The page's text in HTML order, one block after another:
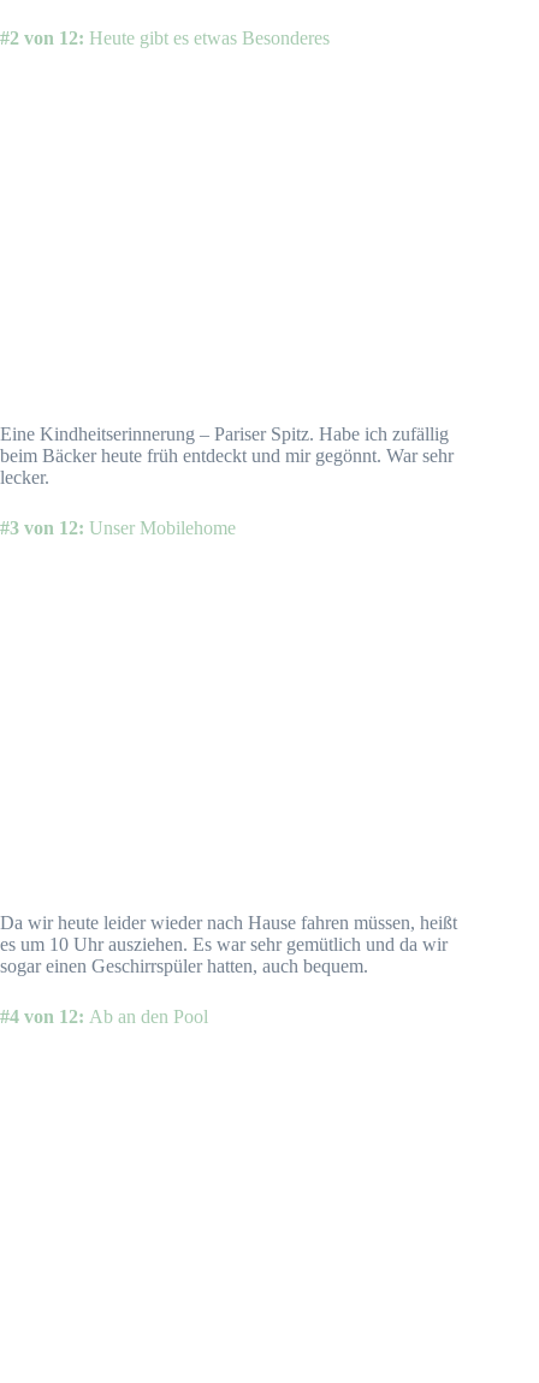
#2 von 12: Heute gibt es etwas Besonderes
Eine Kindheitserinnerung – Pariser Spitz. Habe ich zufällig
beim Bäcker heute früh entdeckt und mir gegönnt. War sehr
lecker.
#3 von 12: Unser Mobilehome
Da wir heute leider wieder nach Hause fahren müssen, heißt
es um 10 Uhr ausziehen. Es war sehr gemütlich und da wir
sogar einen Geschirrspüler hatten, auch bequem.
#4 von 12: Ab an den Pool